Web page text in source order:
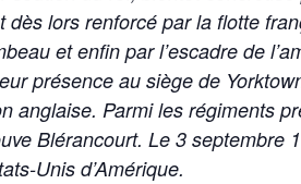
dès lors renforcé par la flotte
et enfin par l’escadre de
présence au siège de
anglaise. Parmi les régiments
Blérancourt. Le 3 septembre
Unis d’Amérique.